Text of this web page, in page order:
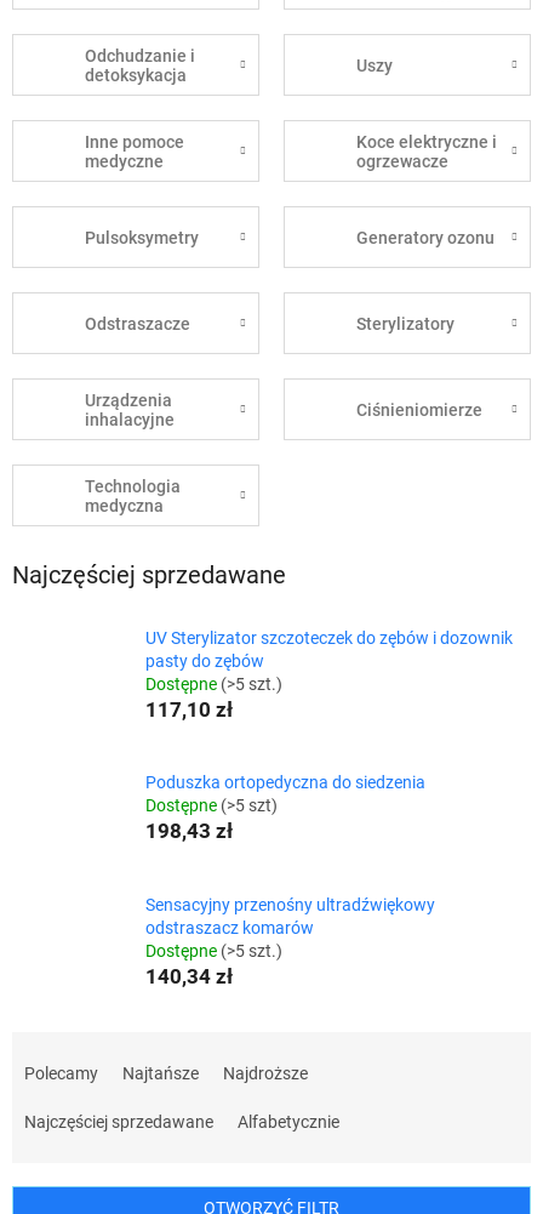
Odchudzanie i
detoksykacja
Uszy
Inne pomoce
medyczne
Koce elektryczne i
ogrzewacze
Pulsoksymetry Generatory ozonu
Odstraszacze Sterylizatory
Urządzenia
inhalacyjne
Ciśnieniomierze
Technologia
medyczna
Najczęściej sprzedawane
UV Sterylizator szczoteczek do zębów i dozownik
pasty do zębów
Dostępne (>5 szt.)
117,10 zł
Poduszka ortopedyczna do siedzenia
Dostępne (>5 szt)
198,43 zł
Sensacyjny przenośny ultradźwiękowy
odstraszacz komarów
Dostępne (>5 szt.)
140,34 zł
Polecamy Najtańsze Najdroższe
Najczęściej sprzedawane Alfabetycznie
OTWORZYĆ FILTR